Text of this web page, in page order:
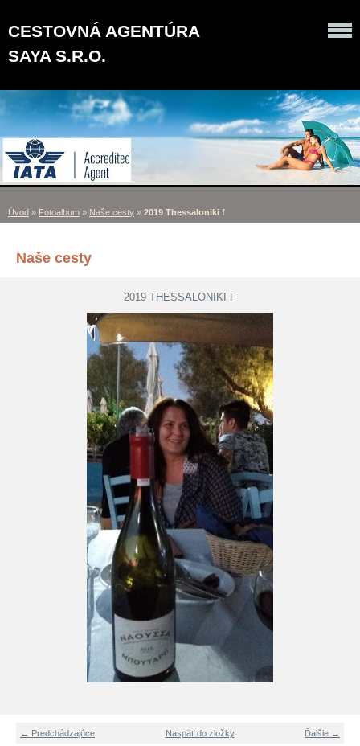
CESTOVNÁ AGENTÚRA
SAYA S.R.O.
Úvod » Fotoalbum » Naše cesty » 2019 Thessaloniki f
Naše cesty
2019 THESSALONIKI F
← Predchádzajúce Ďalšie →
Naspäť do zložky